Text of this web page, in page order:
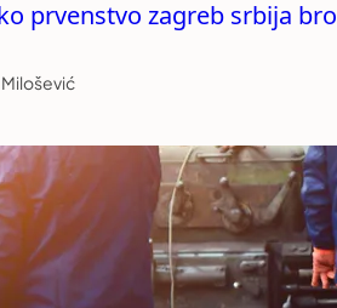
prvenstvo zagreb srbija